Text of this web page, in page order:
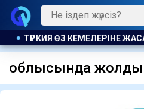
ЖАСАЛҒАН УКРАИНА
облысында жолдың